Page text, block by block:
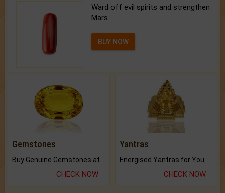
Ward off evil spirits and strengthen
Mars.
BUY NOW
Gemstones
CHECK NOW
Yantras
Energised Yantras for You.
CHECK NOW